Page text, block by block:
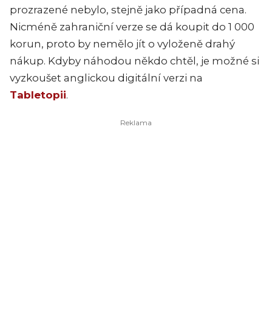
prozrazené nebylo, stejně jako případná cena.
Nicméně zahraniční verze se dá koupit do 1 000
korun, proto by nemělo jít o vyloženě drahý
nákup. Kdyby náhodou někdo chtěl, je možné si
vyzkoušet anglickou digitální verzi na
Tabletopii.